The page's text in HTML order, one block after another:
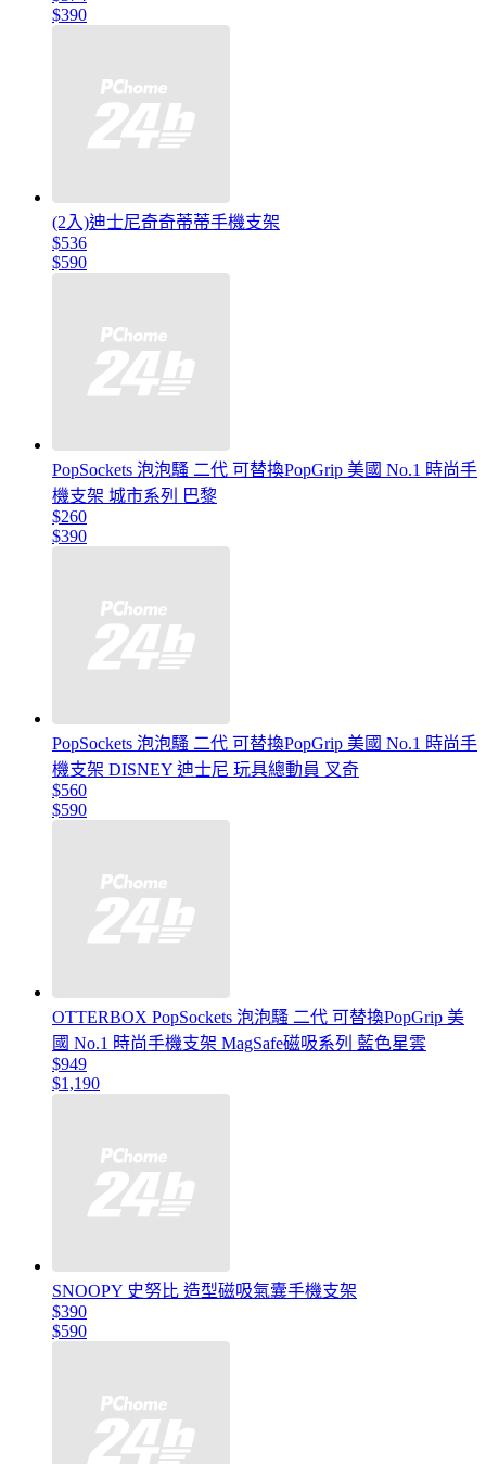
$390
(2入)迪士尼奇奇蒂蒂手機支架
$536
$590
PopSockets 泡泡騷 二代 可替換PopGrip 美國 No.1 時尚手
機支架 城市系列 巴黎
$260
$390
PopSockets 泡泡騷 二代 可替換PopGrip 美國 No.1 時尚手
機支架 DISNEY 迪士尼 玩具總動員 叉奇
$560
$590
OTTERBOX PopSockets 泡泡騷 二代 可替換PopGrip 美
國 No.1 時尚手機支架 MagSafe磁吸系列 藍色星雲
$949
$1,190
SNOOPY 史努比 造型磁吸氣囊手機支架
$390
$590